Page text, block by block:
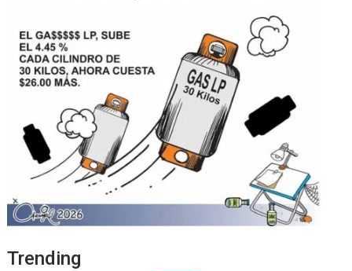
Trending